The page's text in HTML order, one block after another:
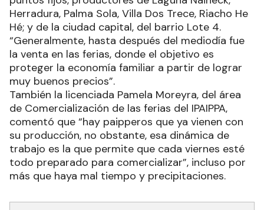
Herradura, Palma Sola, Villa Dos Trece, Riacho He
Hé; y de la ciudad capital, del barrio Lote 4.
“Generalmente, hasta después del mediodía fue
la venta en las ferias, donde el objetivo es
proteger la economía familiar a partir de lograr
muy buenos precios”.
También la licenciada Pamela Moreyra, del área
de Comercialización de las ferias del IPAIPPA,
comentó que “hay paipperos que ya vienen con
su producción, no obstante, esa dinámica de
trabajo es la que permite que cada viernes esté
todo preparado para comercializar”, incluso por
más que haya mal tiempo y precipitaciones.